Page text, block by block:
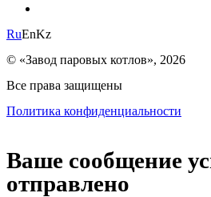
RuEnKz
© «Завод паровых котлов», 2026
Все права защищены
Политика конфиденциальности
Ваше сообщение
отправлено